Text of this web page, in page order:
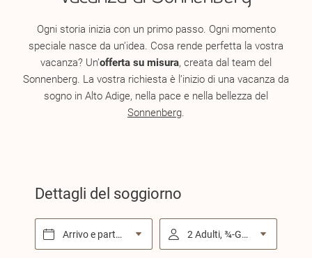
Ogni storia inizia con un primo passo. Ogni momento
speciale nasce da un’idea. Cosa rende perfetta la vostra
vacanza? Un’offerta su misura, creata dal team del
Sonnenberg. La vostra richiesta è l’inizio di una vacanza da
sogno in Alto Adige, nella pace e nella bellezza del
Sonnenberg.
Dettagli del soggiorno
Arrivo e partenza* 2 Adulti, ¾-Gourmetpension